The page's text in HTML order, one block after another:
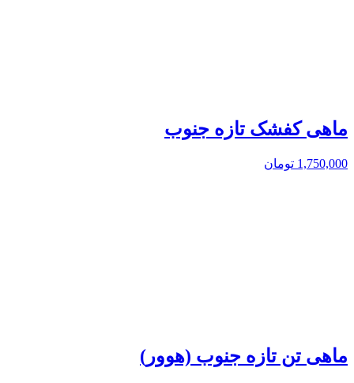
ماهی کفشک تازه جنوب
1,750,000 تومان
ماهی تن تازه جنوب (هوور)